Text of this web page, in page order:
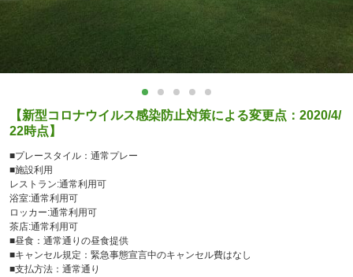
【新型コロナウイルス感染防止対策による変更点：2020/4/
22時点】
■プレースタイル：通常プレー
■施設利用
レストラン:通常利用可
浴室:通常利用可
ロッカー:通常利用可
茶店:通常利用可
■昼食：通常通りの昼食提供
■キャンセル規定：緊急事態宣言中のキャンセル費はなし
■支払方法：通常通り